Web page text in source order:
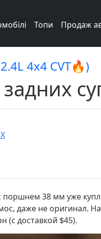
Топи Продаж
4x4 CVT🔥)
38 мм уже
даже не оригинал.
(с доставкой $45).